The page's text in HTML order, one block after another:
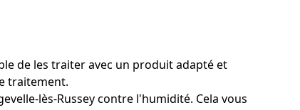
de les traiter avec un produit adapté et
traitement.
lès-Russey contre l'humidité. Cela vous